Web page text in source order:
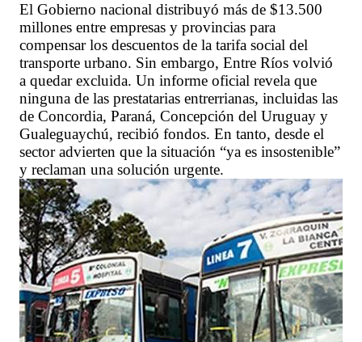
El Gobierno nacional distribuyó más de $13.500
millones entre empresas y provincias para
compensar los descuentos de la tarifa social del
transporte urbano. Sin embargo, Entre Ríos volvió
a quedar excluida. Un informe oficial revela que
ninguna de las prestatarias entrerrianas, incluidas las
de Concordia, Paraná, Concepción del Uruguay y
Gualeguaychú, recibió fondos. En tanto, desde el
sector advierten que la situación “ya es insostenible”
y reclaman una solución urgente.